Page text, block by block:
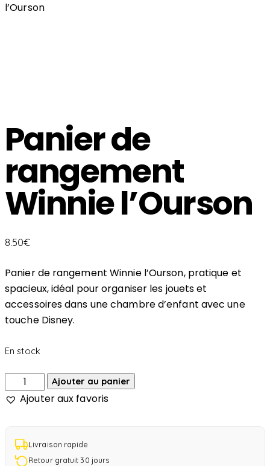
l’Ourson
Panier de
rangement
Winnie l’Ourson
8.50€
Panier de rangement Winnie l’Ourson, pratique et
spacieux, idéal pour organiser les jouets et
accessoires dans une chambre d’enfant avec une
touche Disney.
En stock
Ajouter au panier
Ajouter aux favoris
Livraison rapide
Retour gratuit 30 jours